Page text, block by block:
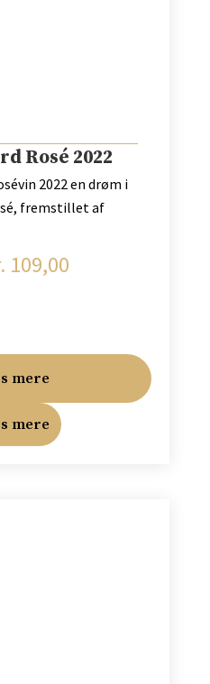
Rosé 2022
2022 en drøm i
fremstillet af
109,00Den
kr. 109,00.
mere
mere